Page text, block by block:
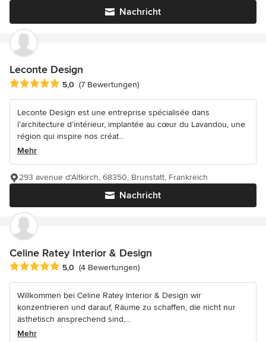
Nachricht
Leconte Design
Durchschnittliche Bewertung: 5 von 5 Sternen
5,0 (7 Bewertungen)
Leconte Design est une entreprise spécialisée dans
l’architecture d’intérieur, implantée au cœur du Lavandou, une
région qui inspire nos créat...
Mehr
Nachricht
293 avenue d'Altkirch, 68350, Brunstatt, Frankreich
Celine Ratey Interior & Design
Durchschnittliche Bewertung: 5 von 5 Sternen
5,0 (4 Bewertungen)
Willkommen bei Celine Ratey Interior & Design wir
konzentrieren und darauf, Räume zu schaffen, die nicht nur
ästhetisch ansprechend sind,...
Mehr